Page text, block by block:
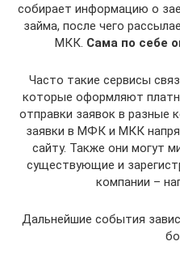
собирает информацию о
займа, после чего
МКК. Сама по себе
Часто такие сервисы
которые оформляют
отправки заявок в разные
заявки в МФК и МКК
сайту. Также они могут
существующие и
компании –
Дальнейшие события